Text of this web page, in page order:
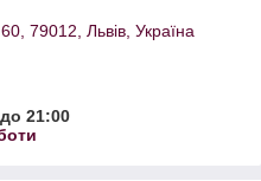
79012, Львів, Україна
21:00